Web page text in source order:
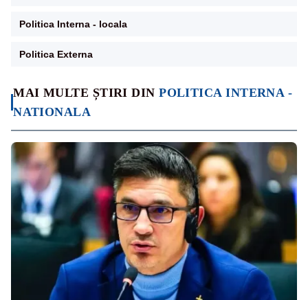
MAI MULTE ȘTIRI DINPOLITICA INTERNA -
NATIONALA
Politica Interna - locala
Politica Externa